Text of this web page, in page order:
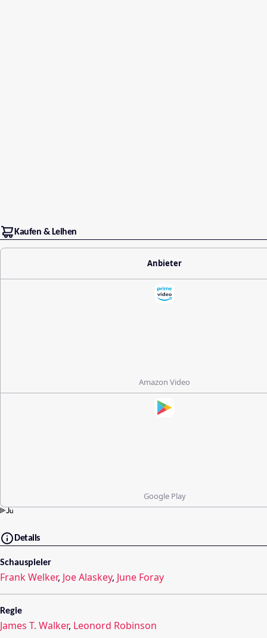
Kaufen & Leihen
Anbieter
Amazon Video
Google Play
Details
Schauspieler
Frank Welker, Joe Alaskey, June Foray
Regie
James T. Walker, Leonord Robinson